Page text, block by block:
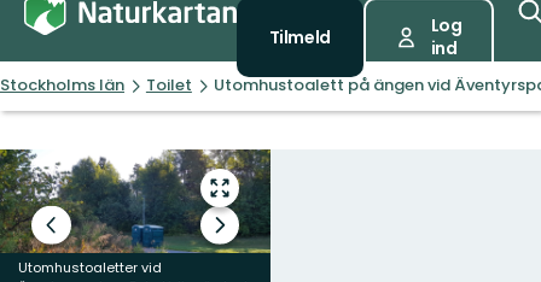
Tilmeld
Log
ind
Stockholms län Toilet Utomhustoalett på ängen vid
Gå
til
fuld
Forrige
slide
Næste
slide
Utomhustoaletter vid